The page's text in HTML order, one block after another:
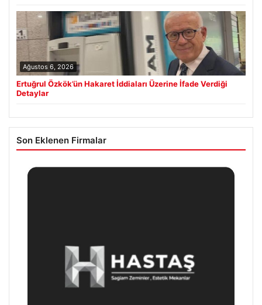
Ağustos 6, 2026
Ertuğrul Özkök’ün Hakaret İddiaları Üzerine İfade Verdiği
Detaylar
Son Eklenen Firmalar